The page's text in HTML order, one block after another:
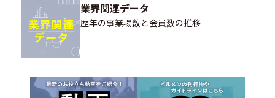
業界関連データ
歴年の事業場数と会員数の推移